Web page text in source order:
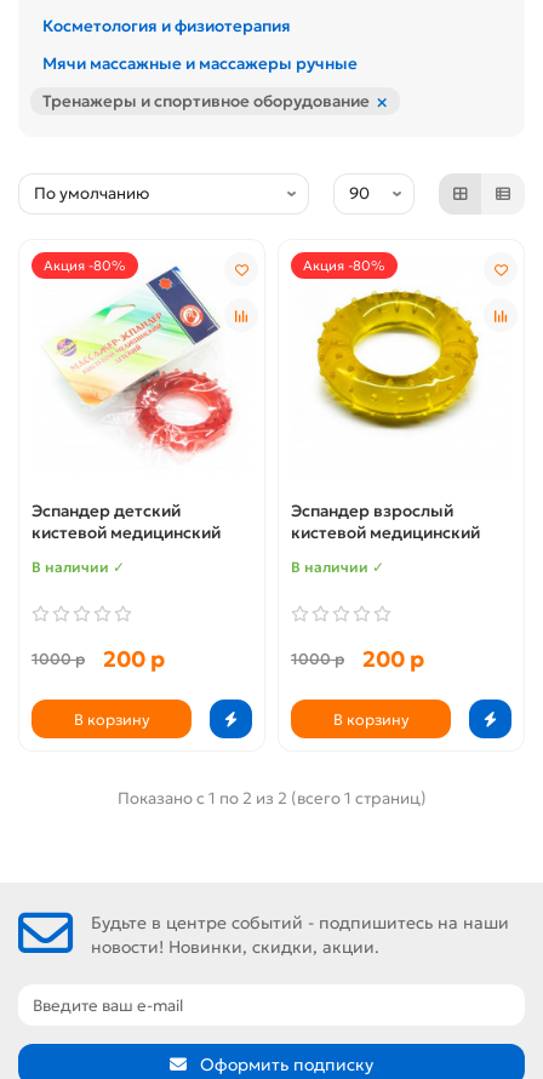
Косметология и физиотерапия
Мячи массажные и массажеры ручные
Тренажеры и спортивное оборудование ×
Акция -80%
Эспандер детский
кистевой медицинский
В наличии ✓
1000 р 200 р
В корзину
Акция -80%
Эспандер взрослый
кистевой медицинский
В наличии ✓
1000 р 200 р
В корзину
Показано с 1 по 2 из 2 (всего 1 страниц)
Будьте в центре событий - подпишитесь на наши
новости! Новинки, скидки, акции.
Оформить подписку